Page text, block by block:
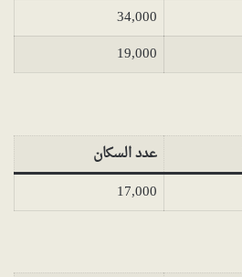
34,000
19,000
عدد السكان
17,000